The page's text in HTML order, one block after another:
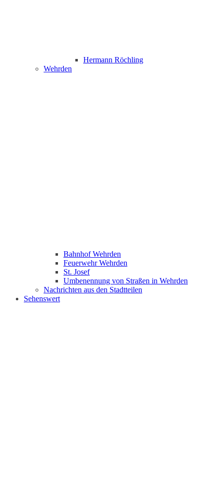
Hermann Röchling
Wehrden
Bahnhof Wehrden
Feuerwehr Wehrden
St. Josef
Umbenennung von Straßen in Wehrden
Nachrichten aus den Stadtteilen
Sehenswert